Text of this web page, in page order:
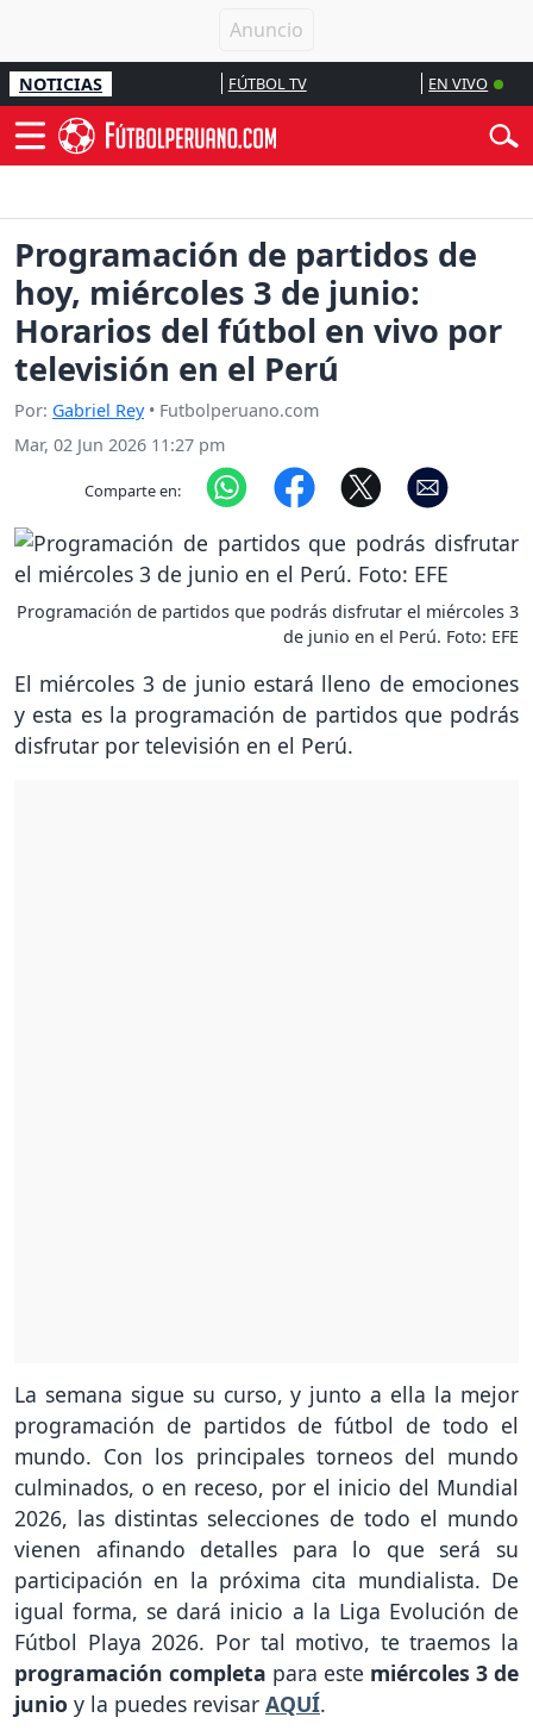
NOTICIAS FÚTBOL TV EN VIVO
Programación de partidos de
hoy, miércoles 3 de junio:
Horarios del fútbol en vivo por
televisión en el Perú
Por: Gabriel Rey• Futbolperuano.com
Mar, 02 Jun 2026 11:27 pm
Comparte en:
Programación de partidos que podrás disfrutar el miércoles 3
de junio en el Perú. Foto: EFE
El miércoles 3 de junio estará lleno de emociones
y esta es la programación de partidos que podrás
disfrutar por televisión en el Perú.
La semana sigue su curso, y junto a ella la mejor
programación de partidos de fútbol de todo el
mundo. Con los principales torneos del mundo
culminados, o en receso, por el inicio del Mundial
2026, las distintas selecciones de todo el mundo
vienen afinando detalles para lo que será su
participación en la próxima cita mundialista. De
igual forma, se dará inicio a la Liga Evolución de
Fútbol Playa 2026. Por tal motivo, te traemos la
programación completa para este miércoles 3 de
junio y la puedes revisar AQUÍ.